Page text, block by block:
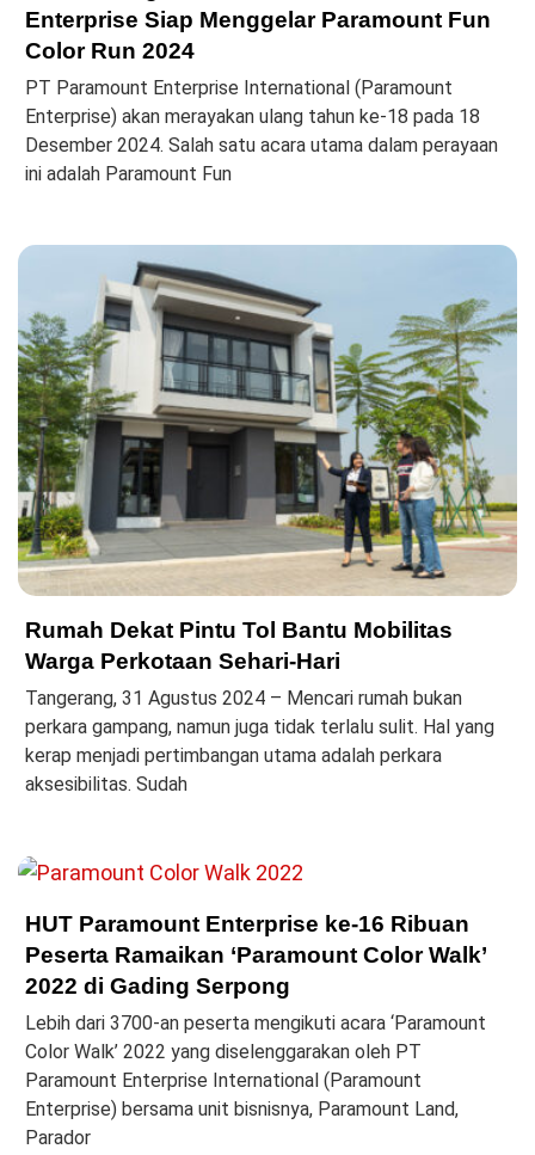
Enterprise Siap Menggelar Paramount Fun
Color Run 2024
PT Paramount Enterprise International (Paramount
Enterprise) akan merayakan ulang tahun ke-18 pada 18
Desember 2024. Salah satu acara utama dalam perayaan
ini adalah Paramount Fun
Rumah Dekat Pintu Tol Bantu Mobilitas
Warga Perkotaan Sehari-Hari
Tangerang, 31 Agustus 2024 – Mencari rumah bukan
perkara gampang, namun juga tidak terlalu sulit. Hal yang
kerap menjadi pertimbangan utama adalah perkara
aksesibilitas. Sudah
HUT Paramount Enterprise ke-16 Ribuan
Peserta Ramaikan ‘Paramount Color Walk’
2022 di Gading Serpong
Lebih dari 3700-an peserta mengikuti acara ‘Paramount
Color Walk’ 2022 yang diselenggarakan oleh PT
Paramount Enterprise International (Paramount
Enterprise) bersama unit bisnisnya, Paramount Land,
Parador